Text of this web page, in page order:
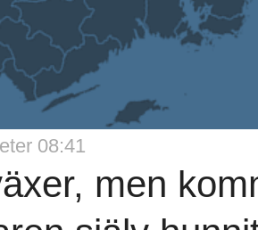
08:41
men